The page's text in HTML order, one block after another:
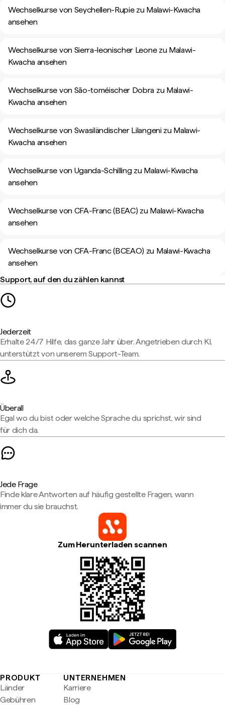
Wechselkurse von Seychellen-Rupie zu Malawi-Kwacha
ansehen
Wechselkurse von Sierra-leonischer Leone zu Malawi-
Kwacha ansehen
Wechselkurse von São-toméischer Dobra zu Malawi-
Kwacha ansehen
Wechselkurse von Swasiländischer Lilangeni zu Malawi-
Kwacha ansehen
Wechselkurse von Uganda-Schilling zu Malawi-Kwacha
ansehen
Wechselkurse von CFA-Franc (BEAC) zu Malawi-Kwacha
ansehen
Wechselkurse von CFA-Franc (BCEAO) zu Malawi-Kwacha
ansehen
Support, auf den du zählen kannst
Jederzeit
Erhalte 24/7 Hilfe, das ganze Jahr über. Angetrieben durch KI,
unterstützt von unserem Support-Team.
Überall
Egal wo du bist oder welche Sprache du sprichst, wir sind
für dich da.
Jede Frage
Finde klare Antworten auf häufig gestellte Fragen, wann
immer du sie brauchst.
Zum Herunterladen scannen
PRODUKT
Länder
Gebühren
UNTERNEHMEN
Karriere
Blog